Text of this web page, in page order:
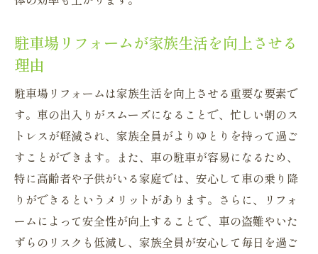
駐車場リフォームが家族生活を向上させる
理由
駐車場リフォームは家族生活を向上させる重要な要素で
す。車の出入りがスムーズになることで、忙しい朝のス
トレスが軽減され、家族全員がよりゆとりを持って過ご
すことができます。また、車の駐車が容易になるため、
特に高齢者や子供がいる家庭では、安心して車の乗り降
りができるというメリットがあります。さらに、リフォ
ームによって安全性が向上することで、車の盗難やいた
ずらのリスクも低減し、家族全員が安心して毎日を過ご